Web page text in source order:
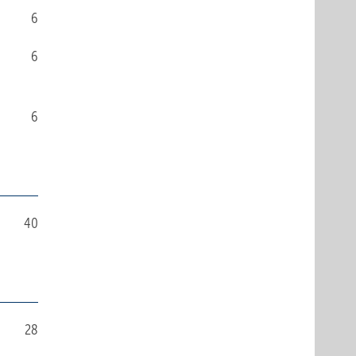
6
6
6
40
28